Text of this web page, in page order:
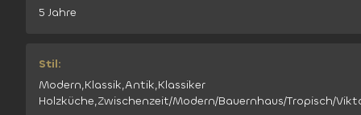
5 Jahre
Stil:
Modern,Klassik,Antik,Klassiker
Holzküche,Zwischenzeit/Modern/Bauernhaus/Tropisch/